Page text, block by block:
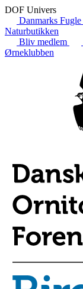
DOF Univers
Danmarks Fugle
Naturbutikken
Bliv medlem
Ørneklubben